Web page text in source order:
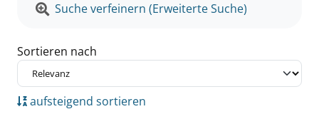
Suche verfeinern (Erweiterte Suche)
Sortieren nach
aufsteigend sortieren